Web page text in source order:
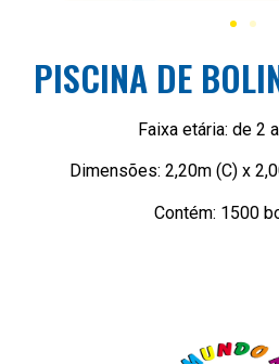
PISCINA DE
Faixa etária: de 2
Dimensões: 2,20m (C) x
Contém: 1500